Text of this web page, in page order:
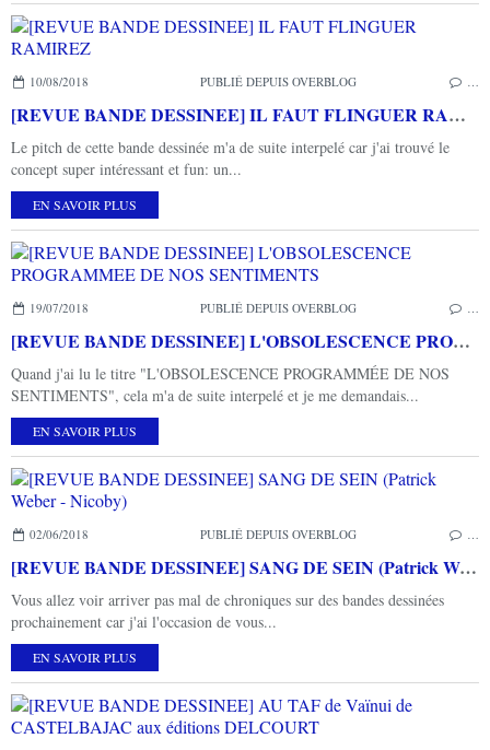
10/08/2018 PUBLIÉ DEPUIS OVERBLOG
[REVUE BANDE DESSINEE] IL FAUT FLINGUER RAMIREZ
Le pitch de cette bande dessinée m'a de suite interpelé car j'ai trouvé le
concept super intéressant et fun: un...
EN SAVOIR PLUS
19/07/2018 PUBLIÉ DEPUIS OVERBLOG
[REVUE BANDE DESSINEE] L'OBSOLESCENCE PROGRAMMEE DE NOS SENTIMENTS
Quand j'ai lu le titre "L'OBSOLESCENCE PROGRAMMÉE DE NOS
SENTIMENTS", cela m'a de suite interpelé et je me demandais...
EN SAVOIR PLUS
02/06/2018 PUBLIÉ DEPUIS OVERBLOG
[REVUE BANDE DESSINEE] SANG DE SEIN (Patrick Weber - Nicoby)
Vous allez voir arriver pas mal de chroniques sur des bandes dessinées
prochainement car j'ai l'occasion de vous...
EN SAVOIR PLUS